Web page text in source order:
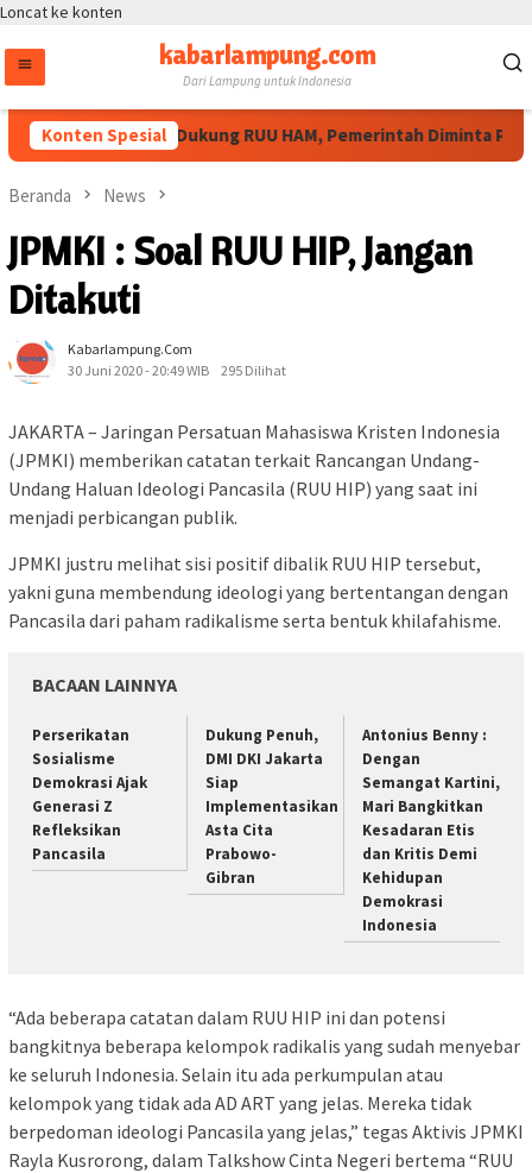
Loncat ke konten
kabarlampung.com
Dari Lampung untuk Indonesia
Konten Spesial
Masyarakat Sipil Dukung RUU HAM, Pemerintah Diminta
Beranda News
JPMKI : Soal RUU HIP, Jangan
Ditakuti
Kabarlampung.com
30 Juni 2020 - 20:49 WIB
295 Dilihat
JAKARTA – Jaringan Persatuan Mahasiswa Kristen Indonesia
(JPMKI) memberikan catatan terkait Rancangan Undang-
Undang Haluan Ideologi Pancasila (RUU HIP) yang saat ini
menjadi perbicangan publik.
JPMKI justru melihat sisi positif dibalik RUU HIP tersebut,
yakni guna membendung ideologi yang bertentangan dengan
Pancasila dari paham radikalisme serta bentuk khilafahisme.
BACAAN LAINNYA
Perserikatan
Sosialisme
Demokrasi Ajak
Generasi Z
Refleksikan
Pancasila
Dukung Penuh,
DMI DKI Jakarta
Siap
Implementasikan
Asta Cita
Prabowo-
Gibran
Antonius Benny :
Dengan
Semangat Kartini,
Mari Bangkitkan
Kesadaran Etis
dan Kritis Demi
Kehidupan
Demokrasi
Indonesia
“Ada beberapa catatan dalam RUU HIP ini dan potensi
bangkitnya beberapa kelompok radikalis yang sudah menyebar
ke seluruh Indonesia. Selain itu ada perkumpulan atau
kelompok yang tidak ada AD ART yang jelas. Mereka tidak
berpedoman ideologi Pancasila yang jelas,” tegas Aktivis JPMKI
Rayla Kusrorong, dalam Talkshow Cinta Negeri bertema “RUU